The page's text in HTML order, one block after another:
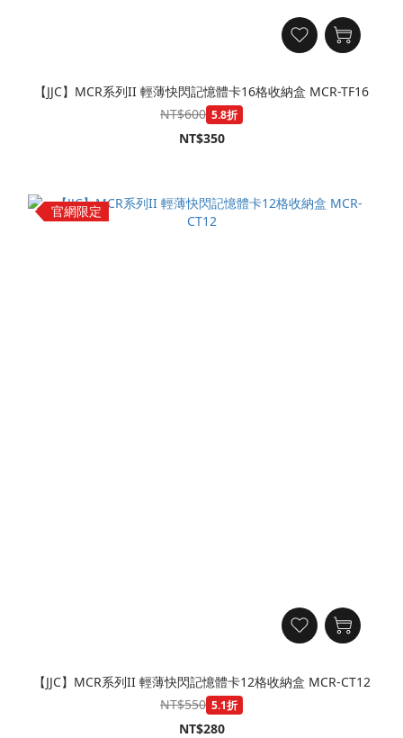
【JJC】MCR系列II 輕薄快閃記憶體卡16格收納盒 MCR-TF16
NT$600 5.8折
NT$350
官網限定
【JJC】MCR系列II 輕薄快閃記憶體卡12格收納盒 MCR-CT12
NT$550 5.1折
NT$280